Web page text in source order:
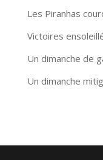
Les Piranhas
Victoires
Un dimanche de
Un dimanche